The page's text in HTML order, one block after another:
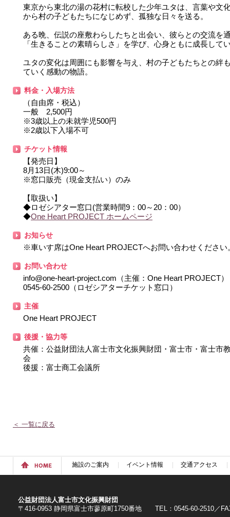
東京から東北の湯の花村に転校した少年ユタは、言葉や文
から村の子どもたちになじめず、孤独な日々を送る。
ある晩、伝説の座敷わらしたちと出会い、彼らとの交流を
「生きることの素晴らしさ」を学び、心身ともに成長して
ユタの変化は周囲にも影響を与え、村の子どもたちとの絆
ていく感動の物語。
料金・入場方法
（自由席・税込）
一般 2,500円
※3歳以上の未就学児500円
※2歳以下入場不可
チケット情報
【発売日】
8月13日(木)9:00～
※窓口販売（現金支払い）のみ
【取扱い】
◆ロゼシアター窓口(営業時間9：00～20：00）
◆One Heart PROJECT ホームページ
お知らせ
※車いす席はOne Heart PROJECTへお問い合わせください
お問い合わせ
info@one-heart-project.com（主催：One Heart PROJECT）
0545-60-2500（ロゼシアターチケット窓口）
主催
One Heart PROJECT
後援・協力等
共催：公益財団法人富士市文化振興財団・富士市・富士市
会
後援：富士商工会議所
＜ 一覧に戻る
施設のご案内 イベント情報 交通アクセス
公益財団法人富士市文化振興財団
〒416-0953 静岡県富士市蓼原町1750番地 TEL：0545-60-2510／